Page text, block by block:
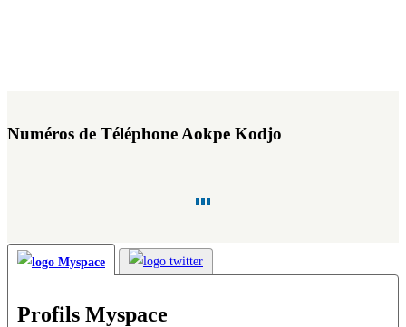
Numéros de Téléphone Aokpe Kodjo
Profils Myspace